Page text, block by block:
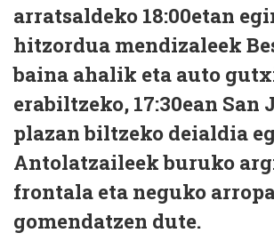
arratsaldeko 18:00etan
hitzordua mendizaleek
baina ahalik eta auto
erabiltzeko, 17:30ean San
plazan biltzeko deialdia
Antolatzaileek buruko
frontala eta neguko
gomendatzen dute.